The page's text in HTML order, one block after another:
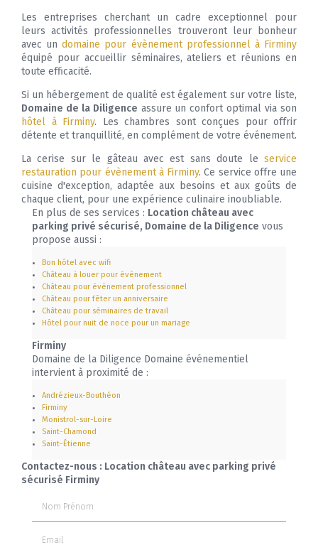
Les entreprises cherchant un cadre exceptionnel pour
leurs activités professionnelles trouveront leur bonheur
avec undomaine pour évènement professionnel à Firminy
équipé pour accueillir séminaires, ateliers et réunions en
toute efficacité.
Si un hébergement de qualité est également sur votre liste,
Domaine de la Diligence assure un confort optimal via son
hôtel à Firminy. Les chambres sont conçues pour offrir
détente et tranquillité, en complément de votre événement.
La cerise sur le gâteau avec est sans doute le service
restauration pour évènement à Firminy. Ce service offre une
cuisine d'exception, adaptée aux besoins et aux goûts de
chaque client, pour une expérience culinaire inoubliable.
En plus de ses services : Location château avec
parking privé sécurisé, Domaine de la Diligence vous
propose aussi :
Bon hôtel avec wifi
Château à louer pour évènement
Château pour évènement professionnel
Château pour fêter un anniversaire
Château pour séminaires de travail
Hôtel pour nuit de noce pour un mariage
Firminy
Domaine de la Diligence Domaine événementiel
intervient à proximité de :
Andrézieux-Bouthéon
Firminy
Monistrol-sur-Loire
Saint-Chamond
Saint-Étienne
Contactez-nous : Location château avec parking privé
sécurisé Firminy